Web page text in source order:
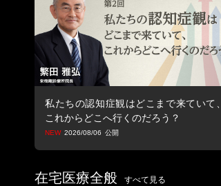
私たちの認知症観はどこまで来ていて、
これからどこへ行くのだろう？
2026/08/06
在宅医療全般 すべて見る